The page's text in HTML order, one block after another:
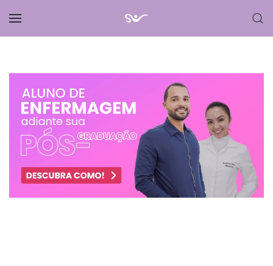
Skip to main content